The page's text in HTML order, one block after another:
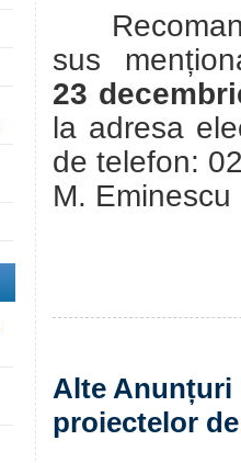
sus
23
la adresa
de telefon:
M.
Alte Anunțuri
proiectelor